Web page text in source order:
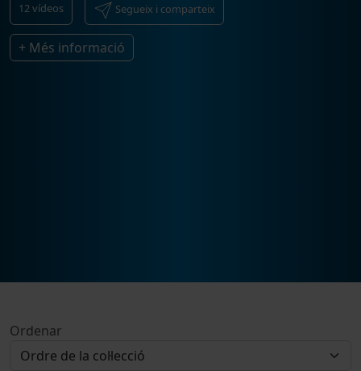
12vídeos Segueix i comparteix
+ Més informació
Ordenar